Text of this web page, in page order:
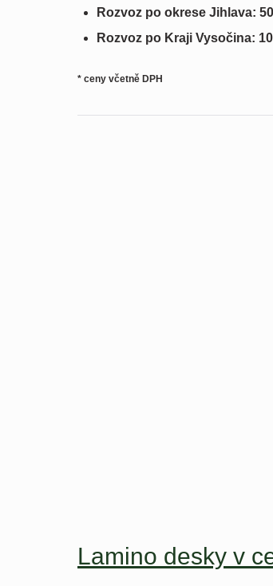
Rozvoz po okrese Jihlava:
Rozvoz po Kraji Vysočina:
* ceny včetně DPH
Lamino desky v